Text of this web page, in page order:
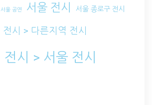
서울 공연 서울 전시 서울 종로구 전시
전시 > 다른지역 전시
전시 > 서울 전시